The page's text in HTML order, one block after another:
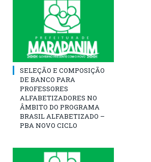
SELEÇÃO E COMPOSIÇÃO
DE BANCO PARA
PROFESSORES
ALFABETIZADORES NO
ÂMBITO DO PROGRAMA
BRASIL ALFABETIZADO –
PBA NOVO CICLO